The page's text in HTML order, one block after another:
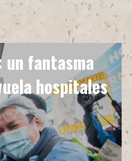
un fantasma
hospitales